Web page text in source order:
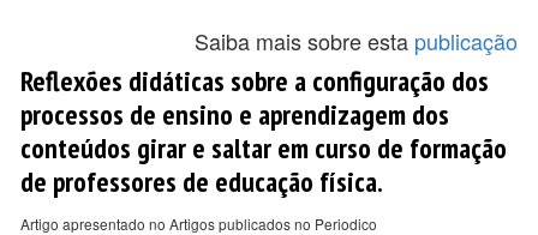
Saiba mais sobre esta publicação
Reflexões didáticas sobre a configuração dos
processos de ensino e aprendizagem dos
conteúdos girar e saltar em curso de formação
de professores de educação física.
Artigo apresentado no Artigos publicados no Periodico